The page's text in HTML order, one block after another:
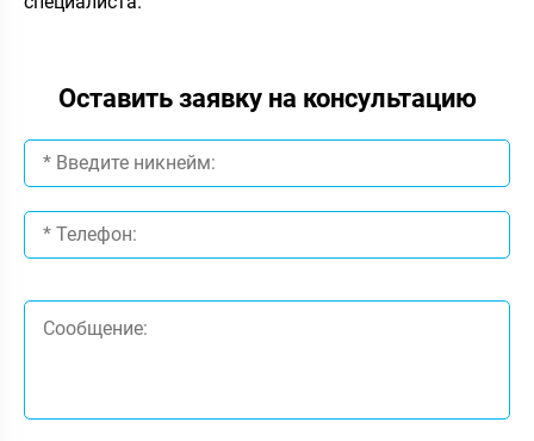
Оставить заявку на консультацию